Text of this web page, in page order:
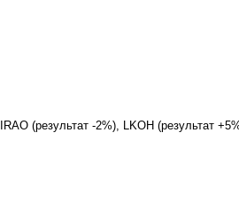
(результат -2%), LKOH (результат